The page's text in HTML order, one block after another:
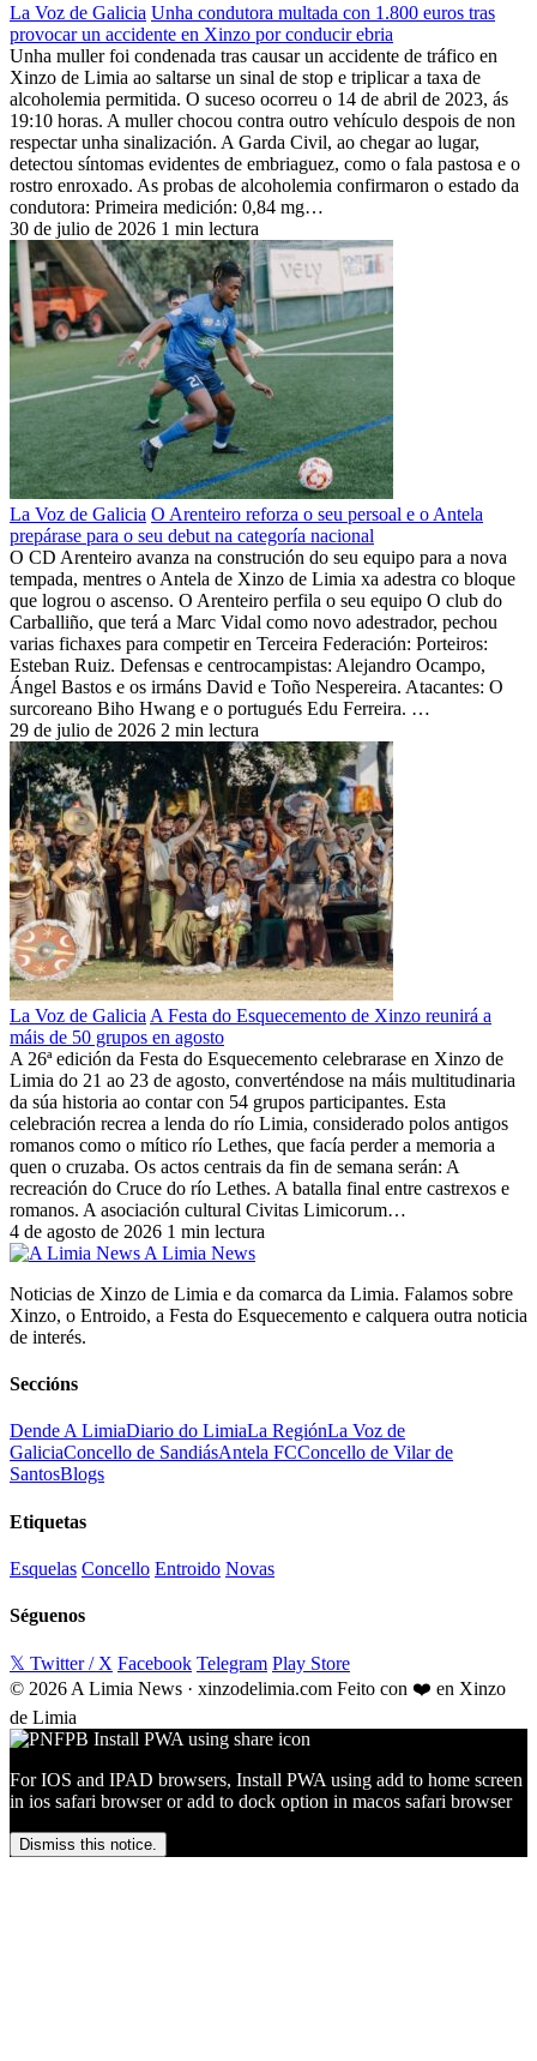
La Voz de Galicia Unha condutora multada con 1.800 euros tras
provocar un accidente en Xinzo por conducir ebria
Unha muller foi condenada tras causar un accidente de tráfico en
Xinzo de Limia ao saltarse un sinal de stop e triplicar a taxa de
alcoholemia permitida. O suceso ocorreu o 14 de abril de 2023, ás
19:10 horas. A muller chocou contra outro vehículo despois de non
respectar unha sinalización. A Garda Civil, ao chegar ao lugar,
detectou síntomas evidentes de embriaguez, como o fala pastosa e o
rostro enroxado. As probas de alcoholemia confirmaron o estado da
condutora: Primeira medición: 0,84 mg…
30 de julio de 2026 1 min lectura
La Voz de Galicia O Arenteiro reforza o seu persoal e o Antela
prepárase para o seu debut na categoría nacional
O CD Arenteiro avanza na construción do seu equipo para a nova
tempada, mentres o Antela de Xinzo de Limia xa adestra co bloque
que logrou o ascenso. O Arenteiro perfila o seu equipo O club do
Carballiño, que terá a Marc Vidal como novo adestrador, pechou
varias fichaxes para competir en Terceira Federación: Porteiros:
Esteban Ruiz. Defensas e centrocampistas: Alejandro Ocampo,
Ángel Bastos e os irmáns David e Toño Nespereira. Atacantes: O
surcoreano Biho Hwang e o portugués Edu Ferreira. …
29 de julio de 2026 2 min lectura
La Voz de Galicia A Festa do Esquecemento de Xinzo reunirá a
máis de 50 grupos en agosto
A 26ª edición da Festa do Esquecemento celebrarase en Xinzo de
Limia do 21 ao 23 de agosto, converténdose na máis multitudinaria
da súa historia ao contar con 54 grupos participantes. Esta
celebración recrea a lenda do río Limia, considerado polos antigos
romanos como o mítico río Lethes, que facía perder a memoria a
quen o cruzaba. Os actos centrais da fin de semana serán: A
recreación do Cruce do río Lethes. A batalla final entre castrexos e
romanos. A asociación cultural Civitas Limicorum…
4 de agosto de 2026 1 min lectura
A Limia News
Noticias de Xinzo de Limia e da comarca da Limia. Falamos sobre
Xinzo, o Entroido, a Festa do Esquecemento e calquera outra noticia
de interés.
Seccións
Dende A LimiaDiario do LimiaLa RegiónLa Voz de
GaliciaConcello de SandiásAntela FCConcello de Vilar de
SantosBlogs
Etiquetas
Esquelas Concello Entroido Novas
Séguenos
𝕏 Twitter / X Facebook Telegram Play Store
© 2026 A Limia News · xinzodelimia.com Feito con ❤️ en Xinzo
de Limia
For IOS and IPAD browsers, Install PWA using add to home screen
in ios safari browser or add to dock option in macos safari browser
Dismiss this notice.